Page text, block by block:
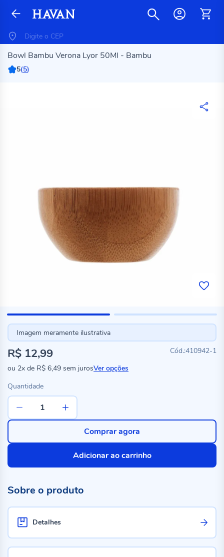
Bowl Bambu Verona Lyor 50Ml - Bambu
5(5)
Imagem meramente ilustrativa
410942-1
R$ 12,99
ou 2x de R$ 6,49 sem jurosVer opções
Quantidade
Adicionar ao carrinho
Comprar agora
Sobre o produto
Detalhes